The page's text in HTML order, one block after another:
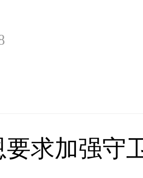
要求加强守